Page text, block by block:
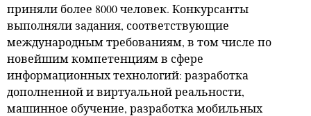
приняли более 8000 человек. Конкурсанты
выполняли задания, соответствующие
международным требованиям, в том числе по
новейшим компетенциям в сфере
информационных технологий: разработка
дополненной и виртуальной реальности,
машинное обучение, разработка мобильных